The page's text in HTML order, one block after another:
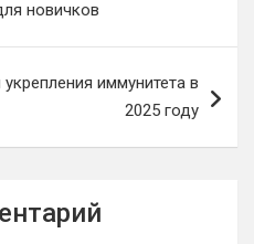
новичков
иммунитета в
2025 году